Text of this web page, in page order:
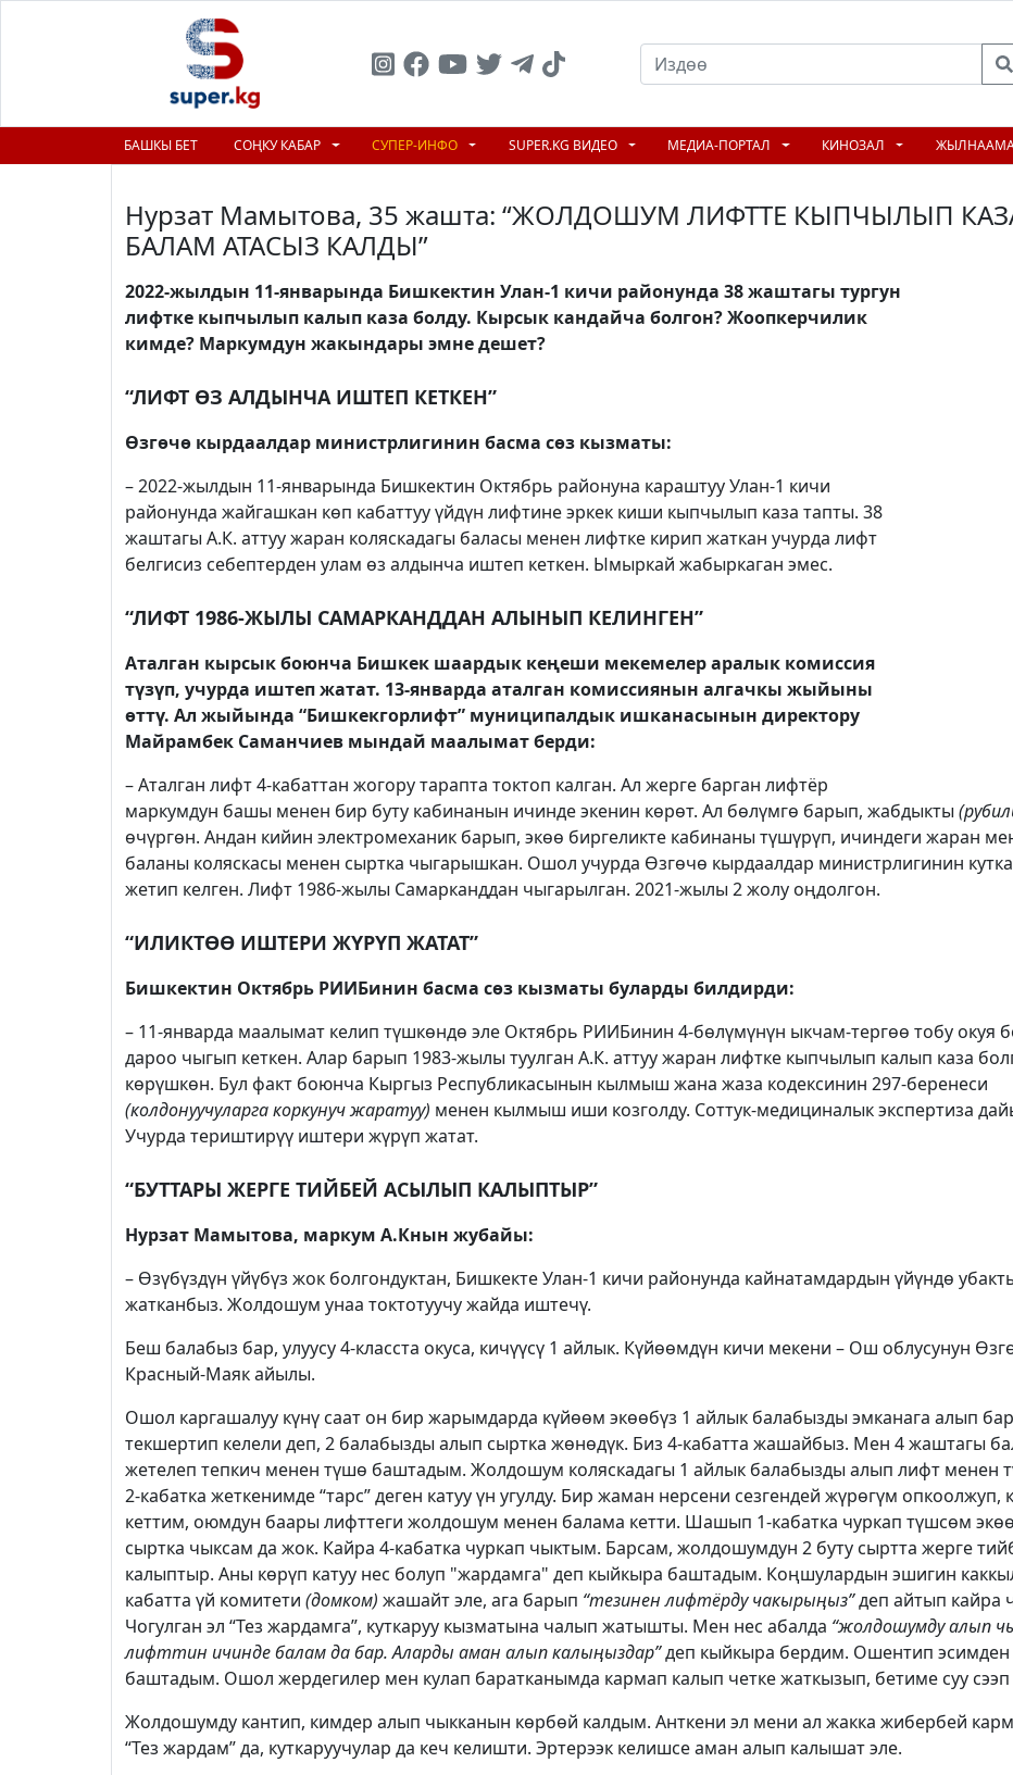
БАШКЫ БЕТ СОҢКУ КАБАР СУПЕР-ИНФО SUPER.KG ВИДЕО МЕДИА-ПОРТАЛ КИНОЗАЛ
Нурзат Мамытова, 35 жашта: “ЖОЛДОШУМ ЛИФТТЕ КЫПЧЫЛЫП
БАЛАМ АТАСЫЗ КАЛДЫ”
2022-жылдын 11-январында Бишкектин Улан-1 кичи районунда 38 жаштагы тургун
лифтке кыпчылып калып каза болду. Кырсык кандайча болгон? Жоопкерчилик
кимде? Маркумдун жакындары эмне дешет?
“ЛИФТ ӨЗ АЛДЫНЧА ИШТЕП КЕТКЕН”
Өзгөчө кырдаалдар министрлигинин басма сөз кызматы:
– 2022-жылдын 11-январында Бишкектин Октябрь районуна караштуу Улан-1 кичи
районунда жайгашкан көп кабаттуу үйдүн лифтине эркек киши кыпчылып каза тапты. 38
жаштагы А.К. аттуу жаран коляскадагы баласы менен лифтке кирип жаткан учурда лифт
белгисиз себептерден улам өз алдынча иштеп кеткен. Ымыркай жабыркаган эмес.
“ЛИФТ 1986-ЖЫЛЫ САМАРКАНДДАН АЛЫНЫП КЕЛИНГЕН”
Аталган кырсык боюнча Бишкек шаардык кеңеши мекемелер аралык комиссия
түзүп, учурда иштеп жатат. 13-январда аталган комиссиянын алгачкы жыйыны
өттү. Ал жыйында “Бишкекгорлифт” муниципалдык ишканасынын директору
Майрамбек Саманчиев мындай маалымат берди:
– Аталган лифт 4-кабаттан жогору тарапта токтоп калган. Ал жерге барган лифтёр
маркумдун башы менен бир буту кабинанын ичинде экенин көрөт. Ал бөлүмгө барып, жабдыкты
өчүргөн. Андан кийин электромеханик барып, экөө биргеликте кабинаны түшүрүп, ичиндеги жаран
баланы коляскасы менен сыртка чыгарышкан. Ошол учурда Өзгөчө кырдаалдар министрлигинин
жетип келген. Лифт 1986-жылы Самарканддан чыгарылган. 2021-жылы 2 жолу оңдолгон.
“ИЛИКТӨӨ ИШТЕРИ ЖҮРҮП ЖАТАТ”
Бишкектин Октябрь РИИБинин басма сөз кызматы буларды билдирди:
– 11-январда маалымат келип түшкөндө эле Октябрь РИИБинин 4-бөлүмүнүн ыкчам-тергөө тобу окуя
дароо чыгып кеткен. Алар барып 1983-жылы туулган А.К. аттуу жаран лифтке кыпчылып калып каза
көрүшкөн. Бул факт боюнча Кыргыз Республикасынын кылмыш жана жаза кодексинин 297-беренеси
(колдонуучуларга коркунуч жаратуу) менен кылмыш иши козголду. Соттук-медициналык экспертиза
Учурда териштирүү иштери жүрүп жатат.
“БУТТАРЫ ЖЕРГЕ ТИЙБЕЙ АСЫЛЫП КАЛЫПТЫР”
Нурзат Мамытова, маркум А.Кнын жубайы:
– Өзүбүздүн үйүбүз жок болгондуктан, Бишкекте Улан-1 кичи районунда кайнатамдардын үйүндө
жатканбыз. Жолдошум унаа токтотуучу жайда иштечү.
Беш балабыз бар, улуусу 4-класста окуса, кичүүсү 1 айлык. Күйөөмдүн кичи мекени – Ош облусунун
Красный-Маяк айылы.
Ошол каргашалуу күнү саат он бир жарымдарда күйөөм экөөбүз 1 айлык балабызды эмканага алып
текшертип келели деп, 2 балабызды алып сыртка жөнөдүк. Биз 4-кабатта жашайбыз. Мен 4 жаштагы
жетелеп тепкич менен түшө баштадым. Жолдошум коляскадагы 1 айлык балабызды алып лифт менен
2-кабатка жеткенимде “тарс” деген катуу үн угулду. Бир жаман нерсени сезгендей жүрөгүм опкоолжуп,
кеттим, оюмдун баары лифттеги жолдошум менен балама кетти. Шашып 1-кабатка чуркап түшсөм
сыртка чыксам да жок. Кайра 4-кабатка чуркап чыктым. Барсам, жолдошумдун 2 буту сыртта жерге
калыптыр. Аны көрүп катуу нес болуп "жардамга" деп кыйкыра баштадым. Коңшулардын эшигин
кабатта үй комитети (домком) жашайт эле, ага барып “тезинен лифтёрду чакырыңыз”деп айтып кайра
Чогулган эл “Тез жардамга”, куткаруу кызматына чалып жатышты. Мен нес абалда “жолдошумду алып
лифттин ичинде балам да бар. Аларды аман алып калыңыздар”деп кыйкыра бердим. Ошентип эсимден
баштадым. Ошол жердегилер мен кулап баратканымда кармап калып четке жаткызып, бетиме суу
Жолдошумду кантип, кимдер алып чыкканын көрбөй калдым. Анткени эл мени ал жакка жибербей
“Тез жардам” да, куткаруучулар да кеч келишти. Эртерээк келишсе аман алып калышат эле.